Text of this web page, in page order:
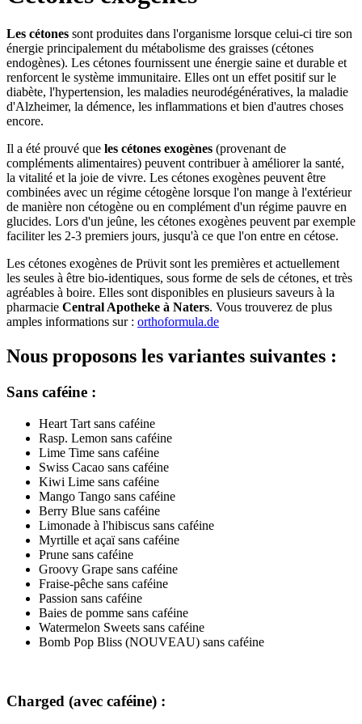
Les cétones sont produites dans l'organisme lorsque celui-ci tire son
énergie principalement du métabolisme des graisses (cétones
endogènes). Les cétones fournissent une énergie saine et durable et
renforcent le système immunitaire. Elles ont un effet positif sur le
diabète, l'hypertension, les maladies neurodégénératives, la maladie
d'Alzheimer, la démence, les inflammations et bien d'autres choses
encore.
Il a été prouvé que les cétones exogènes (provenant de
compléments alimentaires) peuvent contribuer à améliorer la santé,
la vitalité et la joie de vivre. Les cétones exogènes peuvent être
combinées avec un régime cétogène lorsque l'on mange à l'extérieur
de manière non cétogène ou en complément d'un régime pauvre en
glucides. Lors d'un jeûne, les cétones exogènes peuvent par exemple
faciliter les 2-3 premiers jours, jusqu'à ce que l'on entre en cétose.
Les cétones exogènes de Prüvit sont les premières et actuellement
les seules à être bio-identiques, sous forme de sels de cétones, et très
agréables à boire. Elles sont disponibles en plusieurs saveurs à la
pharmacie Central Apotheke à Naters. Vous trouverez de plus
amples informations sur : orthoformula.de
Nous proposons les variantes suivantes :
Sans caféine :
Heart Tart sans caféine
Rasp. Lemon sans caféine
Lime Time sans caféine
Swiss Cacao sans caféine
Kiwi Lime sans caféine
Mango Tango sans caféine
Berry Blue sans caféine
Limonade à l'hibiscus sans caféine
Myrtille et açaï sans caféine
Prune sans caféine
Groovy Grape sans caféine
Fraise-pêche sans caféine
Passion sans caféine
Baies de pomme sans caféine
Watermelon Sweets sans caféine
Bomb Pop Bliss (NOUVEAU) sans caféine
Charged (avec caféine) :